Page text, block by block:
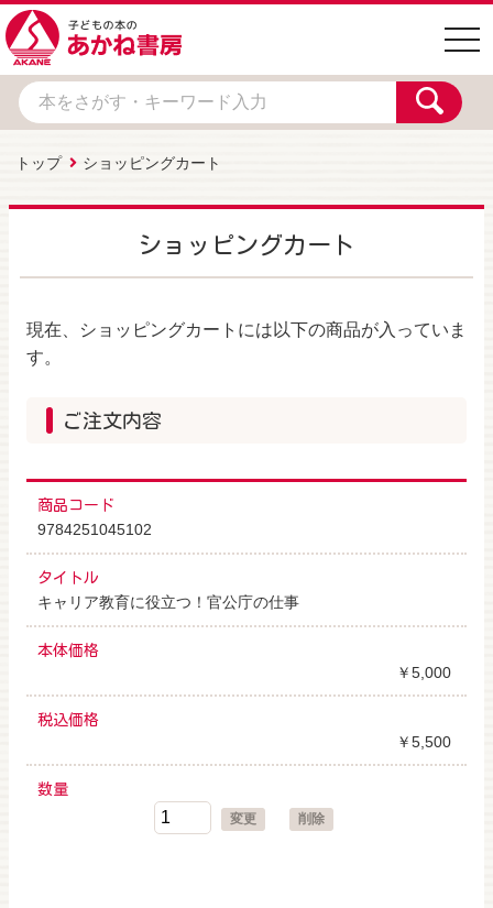
トップ ショッピングカート
ショッピングカート
現在、ショッピングカートには以下の商品が入っていま
す。
ご注文内容
商品コード
9784251045102
タイトル
キャリア教育に役立つ！官公庁の仕事
本体価格
￥5,000
税込価格
￥5,500
数量
変更
削除